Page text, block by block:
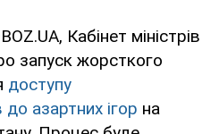
Кабінет міністрів
запуск жорсткого
доступу
азартних ігор на